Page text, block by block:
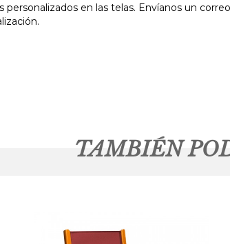
personalizados en las telas. Envíanos un
TAMBIÉN